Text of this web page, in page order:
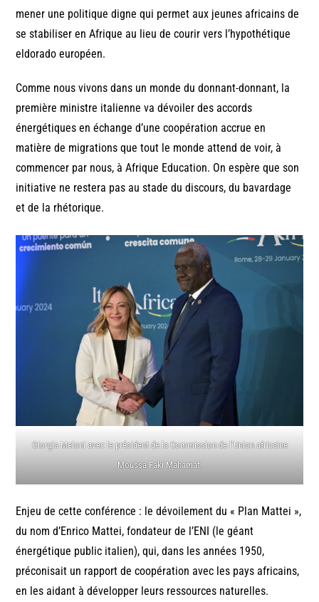
mener une politique digne qui permet aux jeunes africains de
se stabiliser en Afrique au lieu de courir vers l’hypothétique
eldorado européen.
Comme nous vivons dans un monde du donnant-donnant, la
première ministre italienne va dévoiler des accords
énergétiques en échange d’une coopération accrue en
matière de migrations que tout le monde attend de voir, à
commencer par nous, à Afrique Education. On espère que son
initiative ne restera pas au stade du discours, du bavardage
et de la rhétorique.
Giorgia Meloni avec le président de la Commission de l’Union africaine
Moussa Faki Mahamat.
Enjeu de cette conférence : le dévoilement du « Plan Mattei »,
du nom d’Enrico Mattei, fondateur de l’ENI (le géant
énergétique public italien), qui, dans les années 1950,
préconisait un rapport de coopération avec les pays africains,
en les aidant à développer leurs ressources naturelles.